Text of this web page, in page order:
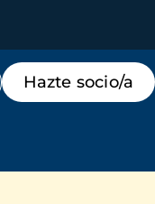
Menú
de
destacados
Hazte socio/a